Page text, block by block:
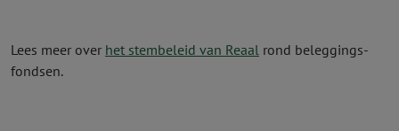
Lees meer over het stembeleid van Reaal rond beleggings­
fondsen.